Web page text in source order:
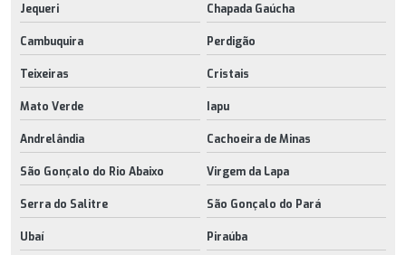
Jequeri Chapada Gaúcha
Cambuquira Perdigão
Teixeiras Cristais
Mato Verde Iapu
Andrelândia Cachoeira de Minas
São Gonçalo do Rio Abaixo Virgem da Lapa
Serra do Salitre São Gonçalo do Pará
Ubaí Piraúba